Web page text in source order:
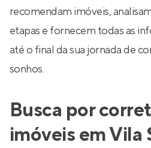
recomendam imóveis,
etapas e fornecem todas as
até o final da sua jornada de
sonhos.
Busca por
imóveis em Vila